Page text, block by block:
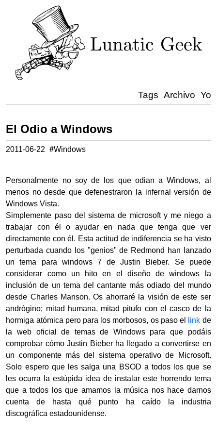
Tags Archivo Yo
El Odio a Windows
2011-06-22 #Windows
Personalmente no soy de los que odian a Windows, al
menos no desde que defenestraron la infernal versión de
Windows Vista.
Simplemente paso del sistema de microsoft y me niego a
trabajar con él o ayudar en nada que tenga que ver
directamente con él. Esta actitud de indiferencia se ha visto
perturbada cuando los "genios" de Redmond han lanzado
un tema para windows 7 de Justin Bieber. Se puede
considerar como un hito en el diseño de windows la
inclusión de un tema del cantante más odiado del mundo
desde Charles Manson. Os ahorraré la visión de este ser
andrógino; mitad humana, mitad pitufo con el casco de la
hormiga atómica pero para los morbosos, os paso el
link de
la web oficial de temas de Windows para que podáis
comprobar cómo Justin Bieber ha llegado a convertirse en
un componente más del sistema operativo de Microsoft.
Solo espero que les salga una BSOD a todos los que se
les ocurra la estúpida idea de instalar este horrendo tema
que a todos los que amamos la música nos hace darnos
cuenta de hasta qué punto ha caído la industria
discográfica estadounidense.